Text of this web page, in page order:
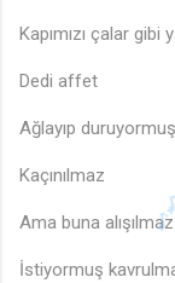
Kapımızı çalar gibi
Dedi affet
Ağlayıp
Kaçınılmaz
Ama buna
İstiyormuş